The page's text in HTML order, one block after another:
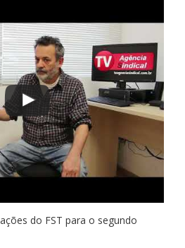
do FST para o segundo